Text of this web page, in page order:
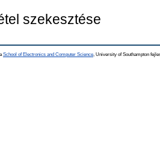
szekesztése
School of Electronics and Computer Science , University of Southampton